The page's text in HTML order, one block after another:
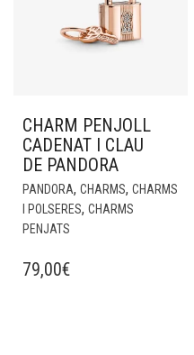
CHARM PENJOLL
CADENAT I CLAU
DE PANDORA
PANDORA, CHARMS, CHARMS
I POLSERES, CHARMS
PENJATS
79,00€